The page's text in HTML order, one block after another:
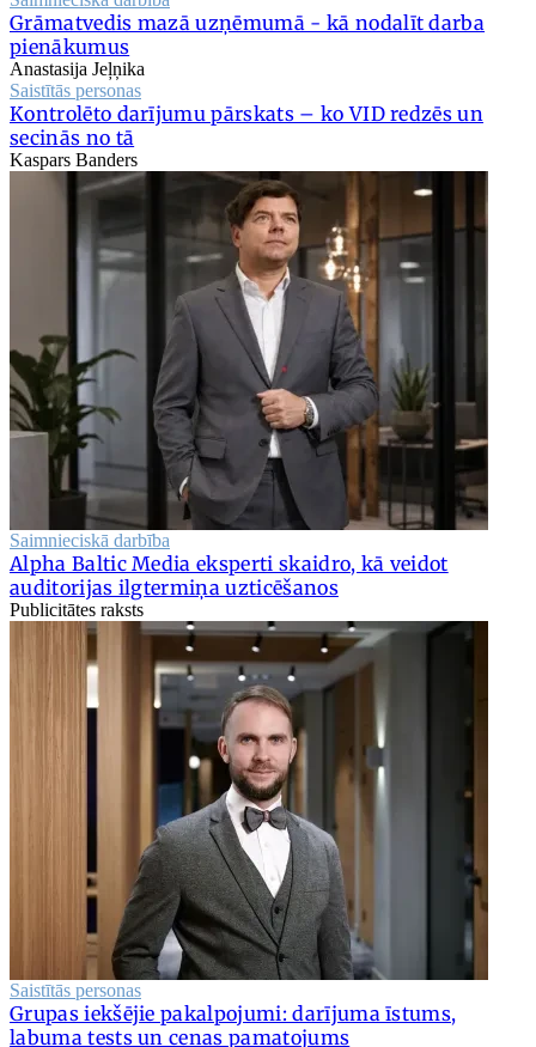
Grāmatvedis mazā uzņēmumā - kā nodalīt darba
pienākumus
Anastasija Jeļņika
Saistītās personas
Kontrolēto darījumu pārskats – ko VID redzēs un
secinās no tā
Kaspars Banders
Saimnieciskā darbība
Alpha Baltic Media eksperti skaidro, kā veidot
auditorijas ilgtermiņa uzticēšanos
Publicitātes raksts
Saistītās personas
Grupas iekšējie pakalpojumi: darījuma īstums,
labuma tests un cenas pamatojums